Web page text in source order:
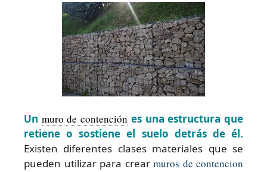
Un muro de contención es una estructura que
retiene o sostiene el suelo detrás de él.
Existen diferentes clases materiales que se
pueden utilizar para crear muros de contencion